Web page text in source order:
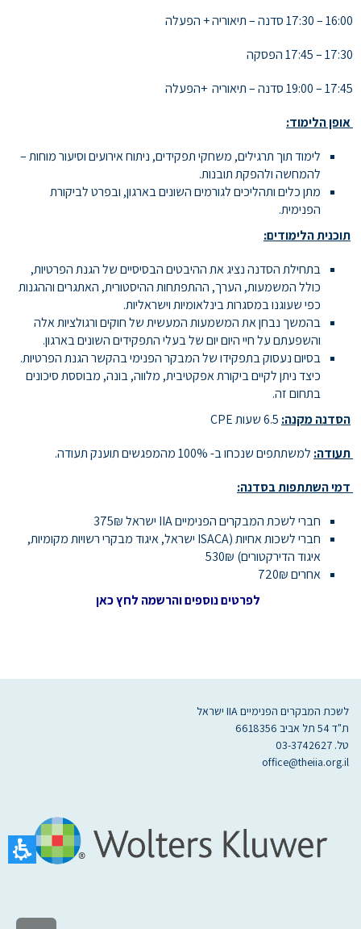
16:00 – 17:30 סדנה – תיאוריה + הפעלה
17:30 – 17:45 הפסקה
17:45 – 19:00 סדנה – תיאוריה +הפעלה
אופן הלימוד:
לימוד תוך תרגילים, משחקי תפקידים, ניתוח אירועים וסיעור מוחות –
להמחשה ולהפקת תובנות.
מתן כלים ותהליכים לגורמים השונים בארגון, ובפרט לביקורת
הפנימית.
תוכנית הלימודים:
בתחילת הסדנה נציג את ההיבטים הבסיסיים של הגנת הפרטיות,
כולל המשמעות, הערך, ההתפתחות ההיסטורית, האתגרים וההגנות
כפי שעוגנו במסגרות בינלאומיות וישראליות.
בהמשך נבחן את המשמעות המעשית של חוקים ורגולציות אלה
והשפעתם על חיי היום יום של בעלי התפקידים השונים בארגון.
בסיום נעסוק בתפקידו של המבקר הפנימי בהקשר הגנת הפרטיות.
כיצד ניתן לקיים ביקורת אפקטיבית, מלווה, בונה, מבוססת סיכונים
בתחום זה.
הסדנה מקנה:
תעודה: למשתתפים שנכחו ב- 100% מהמפגשים תוענק תעודה.
דמי השתתפות בסדנה:
חברי לשכת המבקרים הפנימיים IIA ישראל 375₪
חברי לשכות אחיות (ISACA ישראל, איגוד מבקרי רשויות מקומיות,
איגוד הדירקטורים) 530₪
אחרים 720₪
לפרטים נוספים והרשמה לחץ כאן
לשכת המבקרים הפנימיים IIA ישראל
ת"ד 54 תל אביב 6618356
טל. 03-3742627
office@theiia.org.il